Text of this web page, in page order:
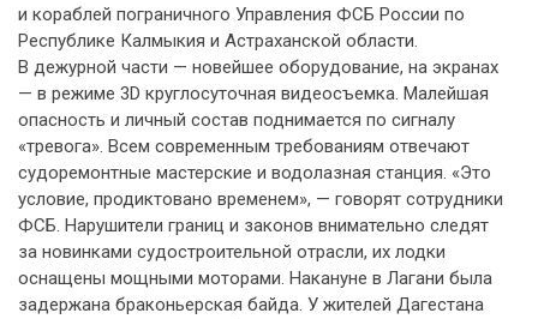
и кораблей пограничного Управления ФСБ России по
Республике Калмыкия и Астраханской области.
В дежурной части — новейшее оборудование, на экранах
— в режиме 3D круглосуточная видеосъемка. Малейшая
опасность и личный состав поднимается по сигналу
«тревога». Всем современным требованиям отвечают
судоремонтные мастерские и водолазная станция. «Это
условие, продиктовано временем», — говорят сотрудники
ФСБ. Нарушители границ и законов внимательно следят
за новинками судостроительной отрасли, их лодки
оснащены мощными моторами. Накануне в Лагани была
задержана браконьерская байда. У жителей Дагестана